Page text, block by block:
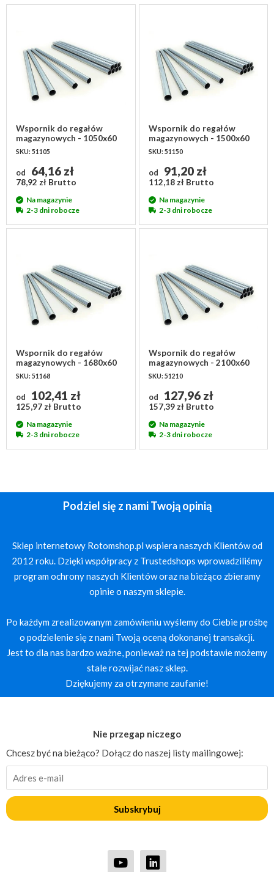
Wspornik do regałów
magazynowych - 1050x60
mm
SKU: 51105
od 64,16 zł
78,92 zł Brutto
Na magazynie
2-3 dni robocze
Wspornik do regałów
magazynowych - 1500x60
mm
SKU: 51150
od 91,20 zł
112,18 zł Brutto
Na magazynie
2-3 dni robocze
Wspornik do regałów
magazynowych - 1680x60
mm
SKU: 51168
od 102,41 zł
125,97 zł Brutto
Na magazynie
2-3 dni robocze
Wspornik do regałów
magazynowych - 2100x60
mm
SKU: 51210
od 127,96 zł
157,39 zł Brutto
Na magazynie
2-3 dni robocze
Podziel się z nami Twoją opinią
Sklep internetowy Rotomshop.pl wspiera naszych Klientów od
2012 roku. Dzięki współpracy z Trustedshops wprowadziliśmy
program ochrony naszych Klientów oraz na bieżąco zbieramy
opinie o naszym sklepie.
Po każdym zrealizowanym zamówieniu wyślemy do Ciebie prośbę
o podzielenie się z nami Twoją oceną dokonanej transakcji.
Jest to dla nas bardzo ważne, ponieważ na tej podstawie możemy
stale rozwijać nasz sklep.
Dziękujemy za otrzymane zaufanie!
Nie przegap niczego
Chcesz być na bieżąco? Dołącz do naszej listy mailingowej:
Subskrybuj